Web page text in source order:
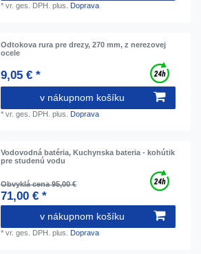
*vr. ges. DPH. plus. Doprava
Odtokova rura pre drezy, 270 mm, z nerezovej
ocele
9,05 € *
v nákupnom košíku
*vr. ges. DPH. plus. Doprava
Vodovodná batéria, Kuchynska bateria - kohútik
pre studenú vodu
Obvyklá cena 95,00 €
71,00 € *
v nákupnom košíku
*vr. ges. DPH. plus. Doprava